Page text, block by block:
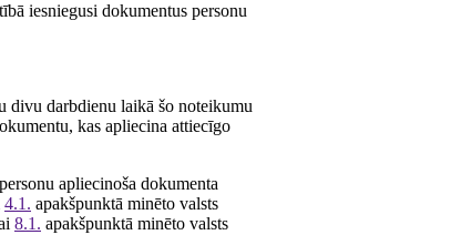
iesniegusi dokumentus personu
divu darbdienu laikā šo noteikumu
kas apliecina attiecīgo
apliecinoša dokumenta
4.1. apakšpunktā minēto valsts
8.1. apakšpunktā minēto valsts